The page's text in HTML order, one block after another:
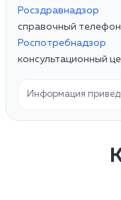
Росздравнадзор
справочный
Роспотребнадзор
консультационный
Информация